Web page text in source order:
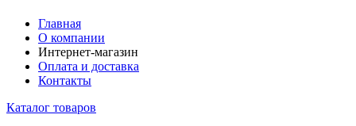
Главная
О компании
Интернет-магазин
Оплата и доставка
Контакты
Каталог товаров